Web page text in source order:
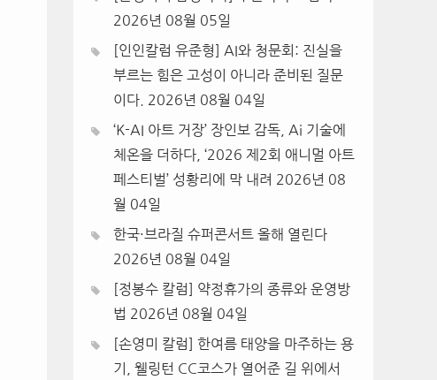
2026년 08월 05일
[인인칼럼 유준형] AI와 청문회: 진실을
부르는 힘은 고성이 아니라 준비된 질문
이다.
2026년 08월 04일
‘K-AI 아트 거장’ 장인보 감독, Ai 기술에
체온을 더하다, ‘2026 제2회 애니멀 아트
페스티벌’ 성황리에 막 내려 2026년 08
월 04일
한국·브라질 슈퍼콘서트 올해 열린다
2026년 08월 04일
[정봉수 칼럼] 약정휴가의 종류와 운영방
법 2026년 08월 04일
[손영미 칼럼] 한여름 태양을 마주하는 용
기, 웰링턴 CC코스가 열어준 길 위에서